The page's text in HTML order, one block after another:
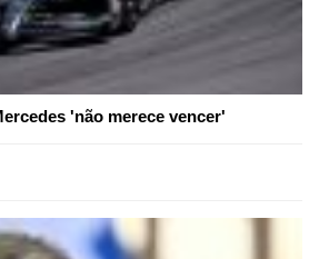
'não merece vencer'